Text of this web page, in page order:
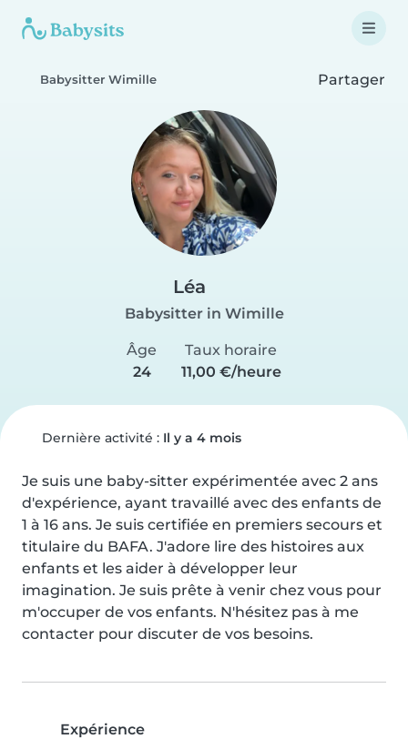
Babysitter Wimille Partager
Léa
Babysitter in Wimille
Âge
24
Taux horaire
11,00 €/heure
Dernière activité : Il y a 4 mois
Je suis une baby-sitter expérimentée avec 2 ans
d'expérience, ayant travaillé avec des enfants de
1 à 16 ans. Je suis certifiée en premiers secours et
titulaire du BAFA. J'adore lire des histoires aux
enfants et les aider à développer leur
imagination. Je suis prête à venir chez vous pour
m'occuper de vos enfants. N'hésitez pas à me
contacter pour discuter de vos besoins.
Expérience